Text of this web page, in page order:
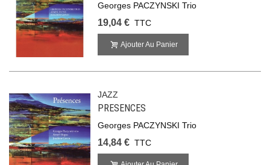
Georges PACZYNSKI Trio
19,04 € TTC
Ajouter Au Panier
JAZZ
PRESENCES
Georges PACZYNSKI Trio
14,84 € TTC